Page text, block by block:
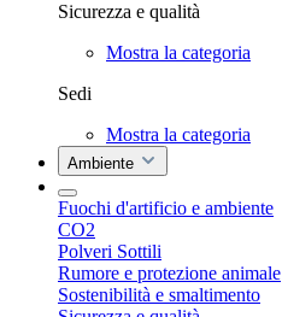
Sicurezza e qualità
Mostra la categoria
Sedi
Mostra la categoria
Ambiente
Fuochi d'artificio e ambiente
CO2
Polveri Sottili
Rumore e protezione animale
Sostenibilità e smaltimento